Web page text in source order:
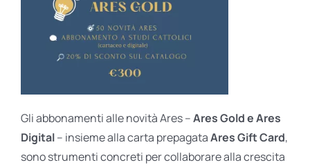
Gli abbonamenti alle novità Ares –Ares Gold e Ares
Digital– insieme alla carta prepagataAres Gift Card,
sono strumenti concreti per collaborare alla crescita